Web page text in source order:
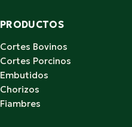
PRODUCTOS
Cortes Bovinos
Cortes Porcinos
Embutidos
Chorizos
Fiambres